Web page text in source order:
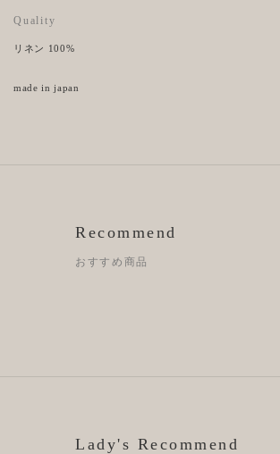
Quality
リネン 100%
made in japan
Recommend
おすすめ商品
Lady's Recommend